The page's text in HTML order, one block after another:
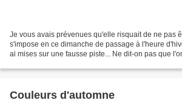
Je vous avais prévenues qu'elle risquait de ne pas
s'impose en ce dimanche de passage à l'heure
ai mises sur une fausse piste... Ne dit-on pas que
Couleurs d'automne